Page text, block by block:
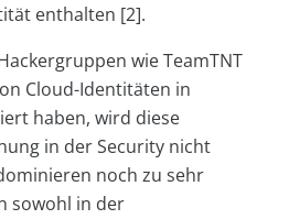
enthalten [2].
wie TeamTNT
Cloud-Identitäten in
haben, wird diese
in der Security nicht
noch zu sehr
sowohl in der